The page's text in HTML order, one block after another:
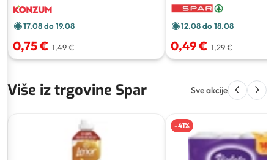
17.08 do 19.08
0,75 € 1,49 €
12.08 do 18.08
0,49 € 1,29 €
Više iz trgovine Spar Sve akcije
-41%